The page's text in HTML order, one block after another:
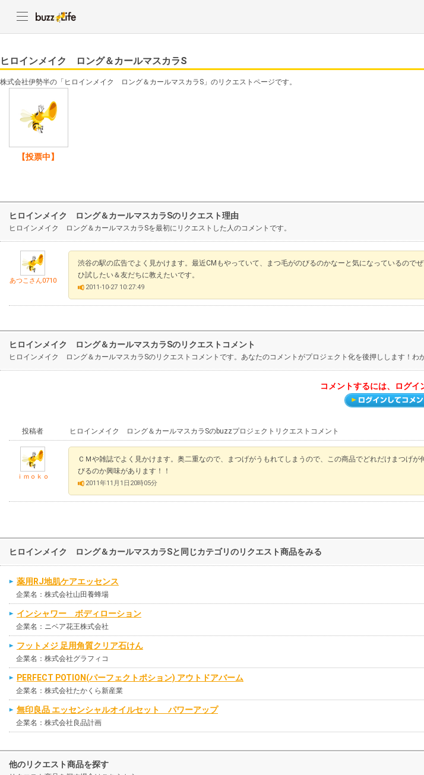
ヒロインメイク ロング＆カールマスカラS
株式会社伊勢半の「ヒロインメイク ロング＆カールマスカラS」のリクエストページです。
【投票中】
ヒロインメイク ロング＆カールマスカラSのリクエスト理由
ヒロインメイク ロング＆カールマスカラSを最初にリクエストした人のコメントです。
あつこさん0710
渋谷の駅の広告でよく見かけます。最近CMもやっていて、まつ毛がのびるのかなーと気になっているのでぜ
ひ試したい＆友だちに教えたいです。
2011-10-27 10:27:49
ヒロインメイク ロング＆カールマスカラSのリクエストコメント
ヒロインメイク ロング＆カールマスカラSのリクエストコメントです。あなたのコメントがプロジェクト化を後押しします！わ
コメントするには、ログイ
投稿者 ヒロインメイク ロング＆カールマスカラSのbuzzプロジェクトリクエストコメント
ｉｍｏｋｏ
ＣＭや雑誌でよく見かけます。奥二重なので、まつげがうもれてしまうので、この商品でどれだけまつげが
びるのか興味があります！！
2011年11月1日20時05分
ヒロインメイク ロング＆カールマスカラSと同じカテゴリのリクエスト商品をみる
薬用RJ地肌ケアエッセンス
企業名：株式会社山田養蜂場
インシャワー ボディローション
企業名：ニベア花王株式会社
フットメジ 足用角質クリア石けん
企業名：株式会社グラフィコ
PERFECT POTION(パーフェクトポション) アウトドアバーム
企業名：株式会社たかくら新産業
無印良品 エッセンシャルオイルセット パワーアップ
企業名：株式会社良品計画
他のリクエスト商品を探す